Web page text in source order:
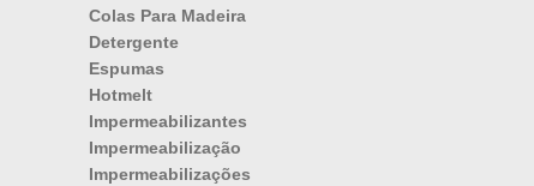
Colas Para Madeira
Detergente
Espumas
Hotmelt
Impermeabilizantes
Impermeabilização
Impermeabilizações